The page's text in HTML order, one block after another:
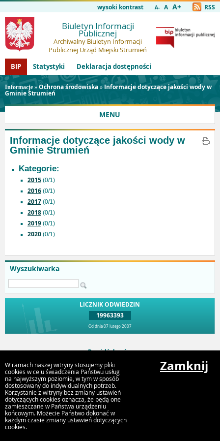
wysoki kontrast A- A A+ RSS
Biuletyn Informacji
Publicznej
Archiwalny Biuletyn Informacji
Publicznej Urząd Miejski Strumień
BIP
Statystyki Deklaracja dostępności
Informacje »Ochrona środowiska» Informacje dotyczące jakości wody w
Gminie Strumień
MENU
Wyszukiwarka
LICZNIK ODWIEDZIN
19963393
Od dnia 07 lutego 2007
Informacje dotyczące jakości wody w
Gminie Strumień
Kategorie:
2015 (0/1)
2016 (0/1)
2017 (0/1)
2018 (0/1)
2019 (0/1)
2020 (0/1)
Przejdź do góry
Urząd Miejski Strumień
ul. Rynek 4, 43-246 Strumień
W ramach naszej witryny stosujemy pliki
cookies w celu świadczenia Państwu usług
na najwyższym poziomie, w tym w sposób
dostosowany do indywidualnych potrzeb.
Korzystanie z witryny bez zmiany ustawień
dotyczących cookies oznacza, że będą one
zamieszczane w Państwa urządzeniu
końcowym. Możecie Państwo dokonać w
każdym czasie zmiany ustawień dotyczących
cookies.
Zamknij